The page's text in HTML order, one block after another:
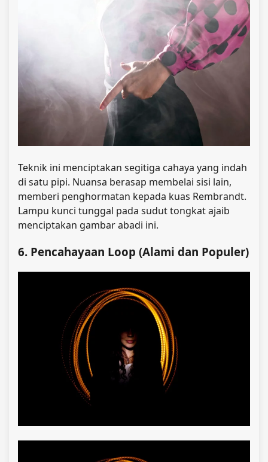
Teknik ini menciptakan segitiga cahaya yang indah
di satu pipi. Nuansa berasap membelai sisi lain,
memberi penghormatan kepada kuas Rembrandt.
Lampu kunci tunggal pada sudut tongkat ajaib
menciptakan gambar abadi ini.
6. Pencahayaan Loop (Alami dan Populer)